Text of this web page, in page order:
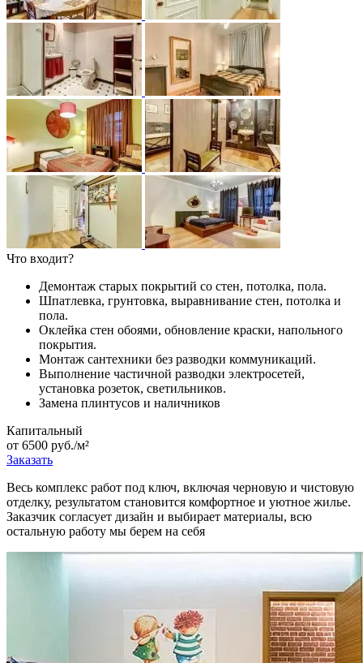
Что входит?
Демонтаж старых покрытий со стен, потолка, пола.
Шпатлевка, грунтовка, выравнивание стен, потолка и
пола.
Оклейка стен обоями, обновление краски, напольного
покрытия.
Монтаж сантехники без разводки коммуникаций.
Выполнение частичной разводки электросетей,
установка розеток, светильников.
Замена плинтусов и наличников
Капитальный
от 6500 руб./м²
Заказать
Весь комплекс работ под ключ, включая черновую и чистовую
отделку, результатом становится комфортное и уютное жилье.
Заказчик согласует дизайн и выбирает материалы, всю
остальную работу мы берем на себя